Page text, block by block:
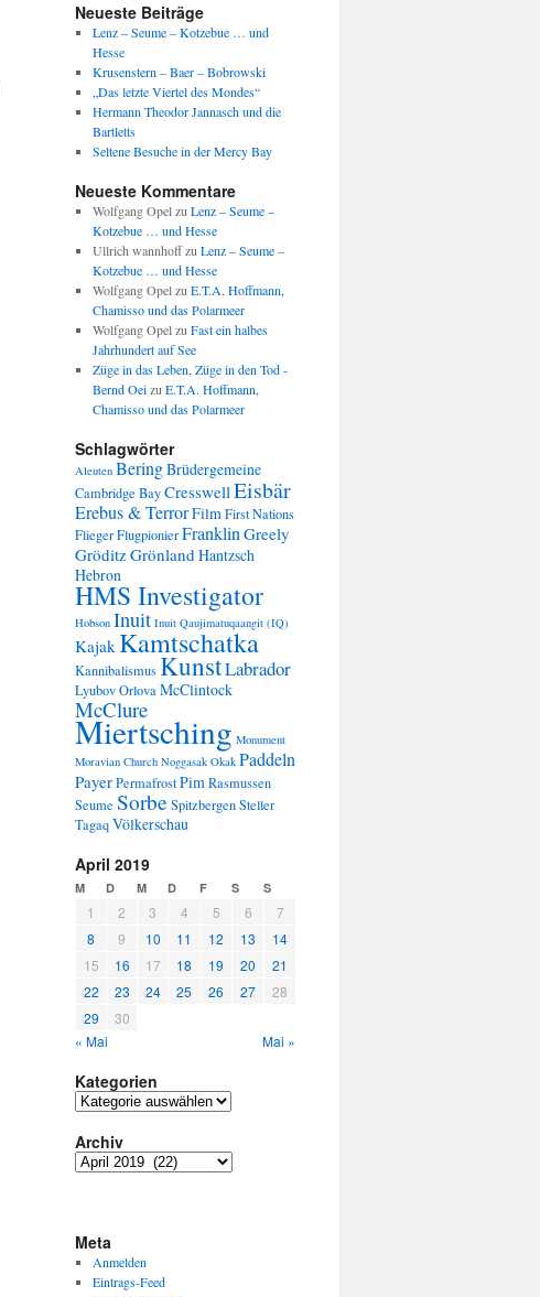
Neueste Beiträge
Lenz – Seume – Kotzebue … und
Hesse
Krusenstern – Baer – Bobrowski
„Das letzte Viertel des Mondes“
Hermann Theodor Jannasch und die
Bartletts
Seltene Besuche in der Mercy Bay
Neueste Kommentare
Wolfgang Opelzu Lenz – Seume –
Kotzebue … und Hesse
Ullrich wannhoffzu Lenz – Seume –
Kotzebue … und Hesse
Wolfgang Opelzu E.T.A. Hoffmann,
Chamisso und das Polarmeer
Wolfgang Opelzu Fast ein halbes
Jahrhundert auf See
Züge in das Leben, Züge in den Tod -
Bernd Oeizu E.T.A. Hoffmann,
Chamisso und das Polarmeer
Schlagwörter
Aleuten BeringBrüdergemeine
Cambridge BayCresswellEisbär
Erebus & TerrorFilmFirst Nations
FliegerFlugpionierFranklinGreely
GröditzGrönlandHantzsch
Hebron
HMS Investigator
Hobson Inuit Inuit Qaujimatuqaangit (IQ)
Kajak Kamtschatka
KannibalismusKunstLabrador
Lyubov Orlova McClintock
McClure
Miertsching Monument
Moravian Church Noggasak Okak Paddeln
PayerPermafrostPimRasmussen
Seume Sorbe SpitzbergenSteller
TagaqVölkerschau
April 2019
M D M D F S S
1 2 3 4 5 6
7
8
9 10 11 12 13
14
15
16 17 18 19 20
21
22
23 24 25 26 27
28
29
30
« Mai
Mai »
Kategorien
Kategorien
Archiv
Archiv
Meta
Anmelden
Eintrags-Feed